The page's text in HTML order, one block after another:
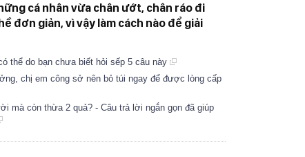
cá nhân vừa chân ướt, chân ráo đi
đơn giản, vì vậy làm cách nào để giải
thể do bạn chưa biết hỏi sếp 5 câu này
chị em công sở nên bỏ túi ngay để được lòng cấp
mà còn thừa 2 quả? - Câu trả lời ngắn gọn đã giúp